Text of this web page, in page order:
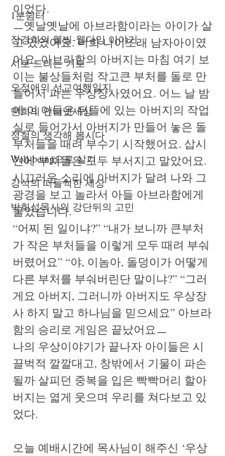
1분쉼터
장경희의 웰빙-웰다잉 이야기
시로 드리는 기도
오정애의 선교여행일지
민희의 인터넷세상
정철의 생각해 봅시다
Well-being으로 살기
강석의 떠들썩한 세상
박희성목사의 강단뒤의 고민
이었다.
ㅡ옛날옛날에 아브라함이라는 아이가 살
고 있었어요. 너희 나이또래 남자아이였
어요. 아브라함의 아버지는 마침 여기 보
이는 불상들처럼 작고큰 부처를 돌로 만
들어서 파는 우상장사였어요. 어느 날 밤
에 이 아들은 뒤뜰에 있는 아버지의 작업
실로 들어가서 아버지가 만들어 놓은 돌
부처들을 때려 부수기 시작했어요. 삽시
간에 부처들은 모두 부서지고 말았어요.
시끄러운 소리에 아버지가 달려 나와 그
광경을 보고 놀라서 아들 아브라함에게
물었습니다.
“어찌 된 일이냐?” “내가 보니까 큰부처
가 작은 부처들을 이렇게 모두 때려 부숴
버렸어요” “야, 이놈아, 돌덩이가 어떻게
다른 부처를 부숴버린단 말이냐?” “그러
게요 아버지, 그러니까 아버지도 우상장
사 하지 말고 하나님을 믿으세요” 아브라
함의 승리로 게임은 끝났어요ㅡ
나의 우상이야기가 끝나자 아이들은 시
끌벅적 깔깔대고, 창밖에서 기물이 파손
될까 살피던 중복을 입은 빡빡머리 할아
버지는 엷게 웃으며 우리를 쳐다보고 있
었다.
오늘 예배시간에 목사님이 해주신 ‘우상